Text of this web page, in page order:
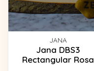
JANA
Jana DBS3
Rectangular Rosa